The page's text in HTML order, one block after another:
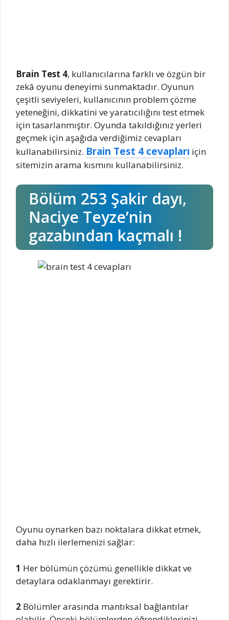
Brain Test 4, kullanıcılarına farklı ve özgün bir
zekâ oyunu deneyimi sunmaktadır. Oyunun
çeşitli seviyeleri, kullanıcının problem çözme
yeteneğini, dikkatini ve yaratıcılığını test etmek
için tasarlanmıştır. Oyunda takıldığınız yerleri
geçmek için aşağıda verdiğimiz cevapları
kullanabilirsiniz. Brain Test 4 cevapları için
sitemizin arama kısmını kullanabilirsiniz.
Bölüm 253 Şakir dayı,
Naciye Teyze’nin
gazabından kaçmalı !
Oyunu oynarken bazı noktalara dikkat etmek,
daha hızlı ilerlemenizi sağlar:
1 Her bölümün çözümü genellikle dikkat ve
detaylara odaklanmayı gerektirir.
2 Bölümler arasında mantıksal bağlantılar